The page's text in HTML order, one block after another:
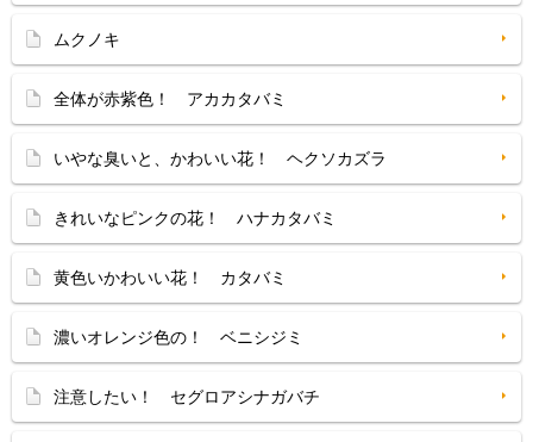
ムクノキ
全体が赤紫色！ アカカタバミ
いやな臭いと、かわいい花！ ヘクソカズラ
きれいなピンクの花！ ハナカタバミ
黄色いかわいい花！ カタバミ
濃いオレンジ色の！ ベニシジミ
注意したい！ セグロアシナガバチ